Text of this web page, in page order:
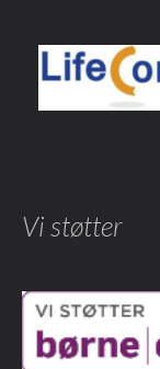
Vi støtter